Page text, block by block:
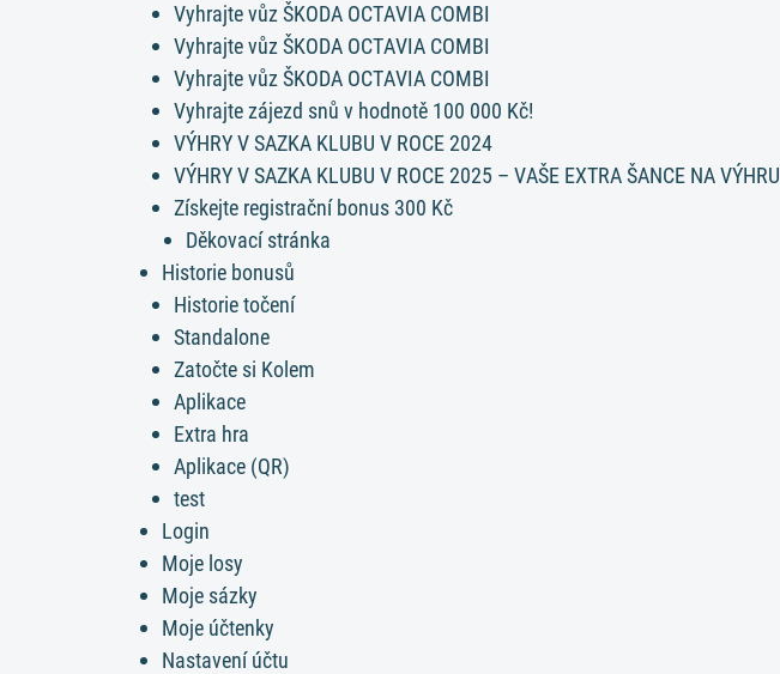
Vyhrajte vůz ŠKODA OCTAVIA COMBI
Vyhrajte vůz ŠKODA OCTAVIA COMBI
Vyhrajte vůz ŠKODA OCTAVIA COMBI
Vyhrajte zájezd snů v hodnotě 100 000 Kč!
VÝHRY V SAZKA KLUBU V ROCE 2024
VÝHRY V SAZKA KLUBU V ROCE 2025 – VAŠE EXTRA ŠANCE NA VÝHRU
Získejte registrační bonus 300 Kč
Děkovací stránka
Historie bonusů
Historie točení
Standalone
Zatočte si Kolem
Aplikace
Extra hra
Aplikace (QR)
test
Login
Moje losy
Moje sázky
Moje účtenky
Nastavení účtu